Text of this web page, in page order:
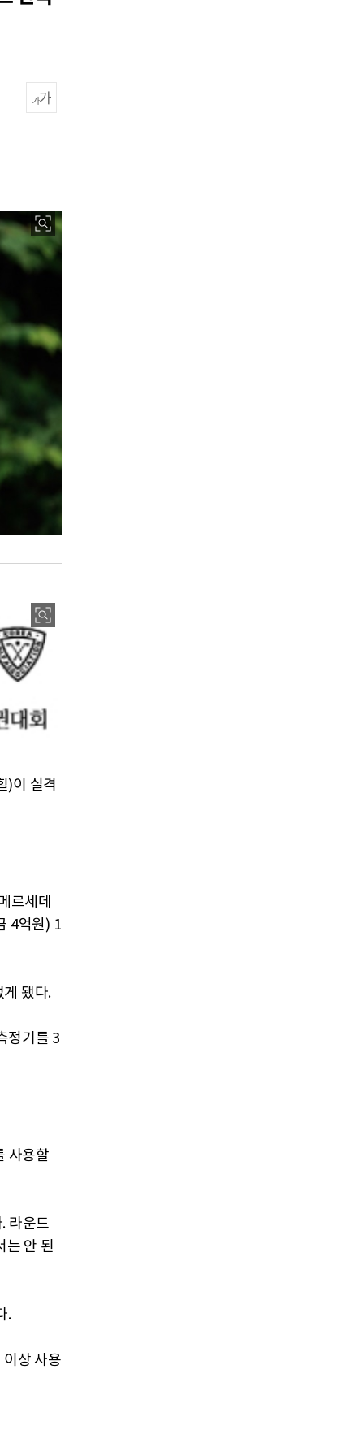
)이 실격
르세데
4억원) 1
됐다.
정기를 3
사용할
라운드
는 안 된
.
상 사용